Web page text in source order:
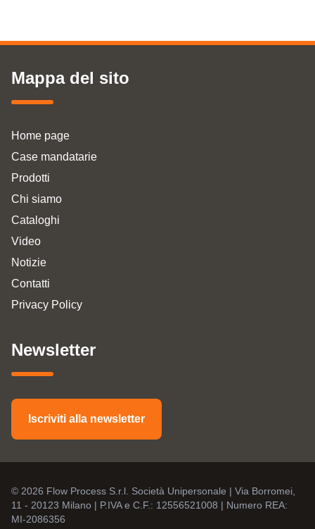
Mappa del sito
Home page
Case mandatarie
Prodotti
Chi siamo
Cataloghi
Video
Notizie
Contatti
Privacy Policy
Newsletter
Iscriviti alla newsletter
© 2026 Flow Process S.r.l. Società Unipersonale | Via Borromei,
11 - 20123 Milano | P.IVA e C.F.: 12556521008 | Numero REA:
MI-2086356